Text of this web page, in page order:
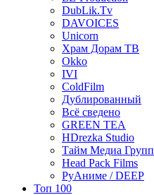
DubLik.Tv
DAVOICES
Unicorn
Храм Дорам ТВ
Okko
IVI
ColdFilm
Дублированный
Всё сведено
GREEN TEA
HDrezka Studio
Тайм Медиа Групп
Head Pack Films
РуАниме / DEEP
Топ 100